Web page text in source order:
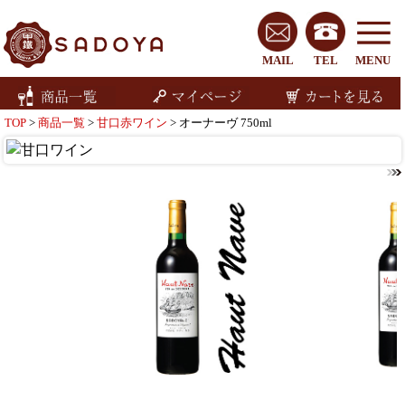
MENU
TEL
MAIL
TOP > 商品一覧 > 甘口赤ワイン > オーナーヴ 750ml